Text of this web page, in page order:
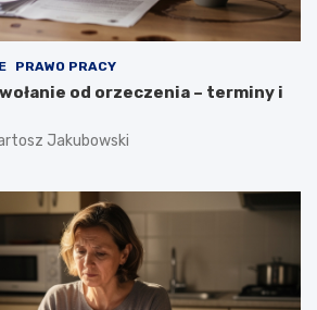
PRAWO PRACY
od orzeczenia – terminy i
Jakubowski